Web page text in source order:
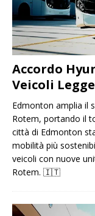
Accordo
Veicoli
Edmonton amplia il
Rotem, portando il
città di Edmonton
mobilità più
veicoli con nuove
Rotem. 🇮🇹